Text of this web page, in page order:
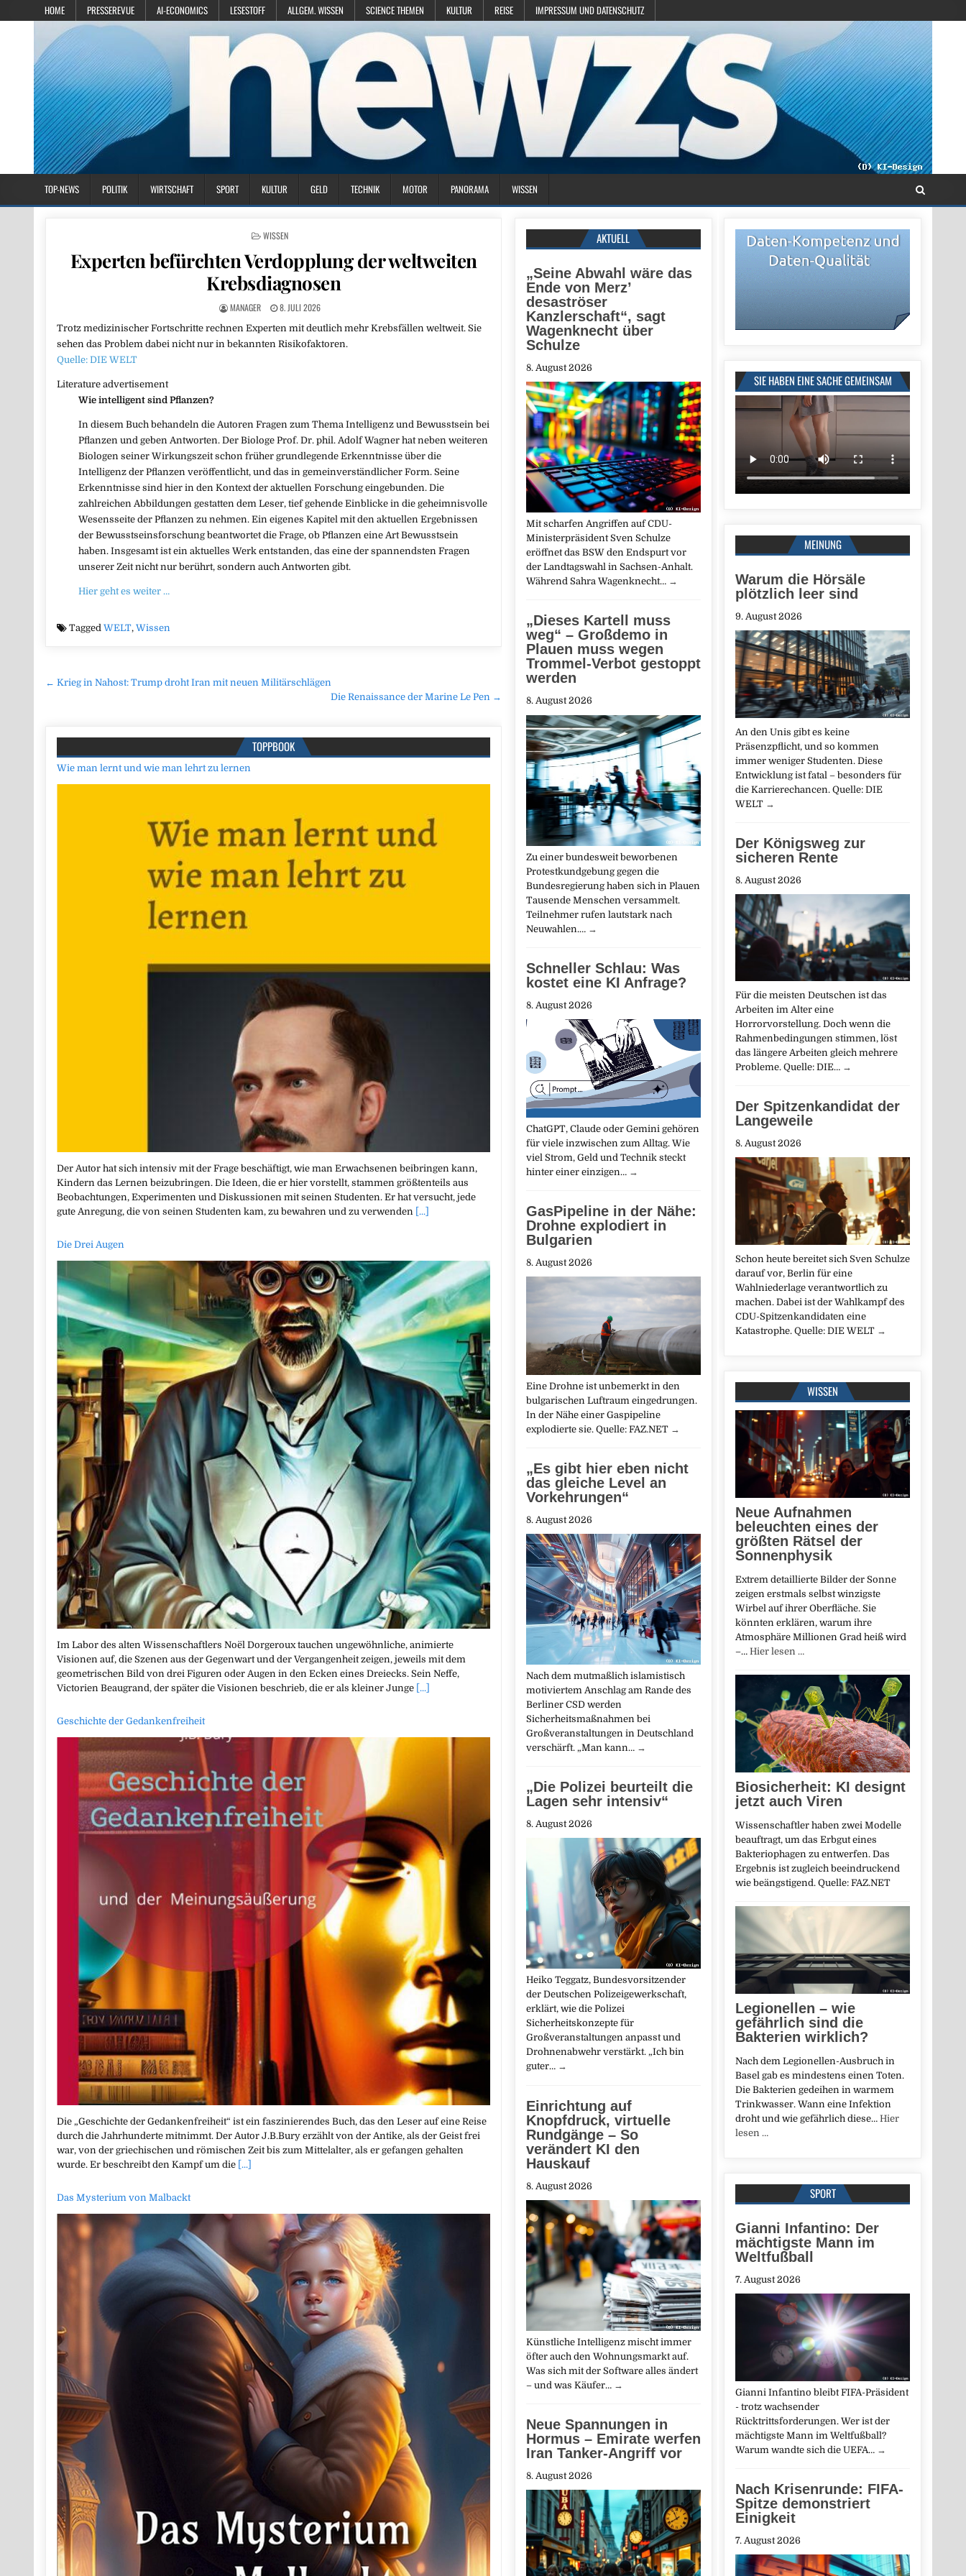
HOME PRESSEREVUE AI-ECONOMICS LESESTOFF ALLGEM. WISSEN SCIENCE THEMEN KULTUR REISE IMPRESSUM UND DATENSCHUTZ
TOP-NEWS POLITIK WIRTSCHAFT SPORT KULTUR GELD TECHNIK MOTOR PANORAMA WISSEN
POSTED IN
WISSEN
Experten befürchten Verdopplung der weltweiten
Krebsdiagnosen
MANAGER 8. JULI 2026
Trotz medizinischer Fortschritte rechnen Experten mit deutlich mehr Krebsfällen weltweit. Sie
sehen das Problem dabei nicht nur in bekannten Risikofaktoren.
Quelle: DIE WELT
Literature advertisement
Wie intelligent sind Pflanzen?
In diesem Buch behandeln die Autoren Fragen zum Thema Intelligenz und Bewusstsein bei
Pflanzen und geben Antworten. Der Biologe Prof. Dr. phil. Adolf Wagner hat neben weiteren
Biologen seiner Wirkungszeit schon früher grundlegende Erkenntnisse über die
Intelligenz der Pflanzen veröffentlicht, und das in gemeinverständlicher Form. Seine
Erkenntnisse sind hier in den Kontext der aktuellen Forschung eingebunden. Die
zahlreichen Abbildungen gestatten dem Leser, tief gehende Einblicke in die geheimnisvolle
Wesensseite der Pflanzen zu nehmen. Ein eigenes Kapitel mit den aktuellen Ergebnissen
der Bewusstseinsforschung beantwortet die Frage, ob Pflanzen eine Art Bewusstsein
haben. Insgesamt ist ein aktuelles Werk entstanden, das eine der spannendsten Fragen
unserer Zeit nicht nur berührt, sondern auch Antworten gibt.
Hier geht es weiter …
TaggedWELT,Wissen
Beitragsnavigation
← Krieg in Nahost: Trump droht Iran mit neuen Militärschlägen
Die Renaissance der Marine Le Pen →
TOPPBOOK
Wie man lernt und wie man lehrt zu lernen
Der Autor hat sich intensiv mit der Frage beschäftigt, wie man Erwachsenen beibringen kann,
Kindern das Lernen beizubringen. Die Ideen, die er hier vorstellt, stammen größtenteils aus
Beobachtungen, Experimenten und Diskussionen mit seinen Studenten. Er hat versucht, jede
gute Anregung, die von seinen Studenten kam, zu bewahren und zu verwenden [...]
Die Drei Augen
Im Labor des alten Wissenschaftlers Noël Dorgeroux tauchen ungewöhnliche, animierte
Visionen auf, die Szenen aus der Gegenwart und der Vergangenheit zeigen, jeweils mit dem
geometrischen Bild von drei Figuren oder Augen in den Ecken eines Dreiecks. Sein Neffe,
Victorien Beaugrand, der später die Visionen beschrieb, die er als kleiner Junge [...]
Geschichte der Gedankenfreiheit
Die „Geschichte der Gedankenfreiheit“ ist ein faszinierendes Buch, das den Leser auf eine Reise
durch die Jahrhunderte mitnimmt. Der Autor J.B.Bury erzählt von der Antike, als der Geist frei
war, von der griechischen und römischen Zeit bis zum Mittelalter, als er gefangen gehalten
wurde. Er beschreibt den Kampf um die [...]
Das Mysterium von Malbackt
SIE HABEN EINE SACHE GEMEINSAM
MEINUNG
Warum die Hörsäle
plötzlich leer sind
9. August 2026
An den Unis gibt es keine
Präsenzpflicht, und so kommen
immer weniger Studenten. Diese
Entwicklung ist fatal – besonders für
die Karrierechancen. Quelle: DIE
WELT →
Der Königsweg zur
sicheren Rente
8. August 2026
Für die meisten Deutschen ist das
Arbeiten im Alter eine
Horrorvorstellung. Doch wenn die
Rahmenbedingungen stimmen, löst
das längere Arbeiten gleich mehrere
Probleme. Quelle: DIE… →
Der Spitzenkandidat der
Langeweile
8. August 2026
Schon heute bereitet sich Sven Schulze
darauf vor, Berlin für eine
Wahlniederlage verantwortlich zu
machen. Dabei ist der Wahlkampf des
CDU-Spitzenkandidaten eine
Katastrophe. Quelle: DIE WELT →
WISSEN
Neue Aufnahmen
beleuchten eines der
größten Rätsel der
Sonnenphysik
Extrem detaillierte Bilder der Sonne
zeigen erstmals selbst winzigste
Wirbel auf ihrer Oberfläche. Sie
könnten erklären, warum ihre
Atmosphäre Millionen Grad heiß wird
–… Hier lesen …
Biosicherheit: KI designt
jetzt auch Viren
Wissenschaftler haben zwei Modelle
beauftragt, um das Erbgut eines
Bakteriophagen zu entwerfen. Das
Ergebnis ist zugleich beeindruckend
wie beängstigend. Quelle: FAZ.NET
Legionellen – wie
gefährlich sind die
Bakterien wirklich?
Nach dem Legionellen-Ausbruch in
Basel gab es mindestens einen Toten.
Die Bakterien gedeihen in warmem
Trinkwasser. Wann eine Infektion
droht und wie gefährlich diese… Hier
lesen …
SPORT
Gianni Infantino: Der
mächtigste Mann im
Weltfußball
7. August 2026
Gianni Infantino bleibt FIFA-Präsident
- trotz wachsender
Rücktrittsforderungen. Wer ist der
mächtigste Mann im Weltfußball?
Warum wandte sich die UEFA… →
Nach Krisenrunde: FIFA-
Spitze demonstriert
Einigkeit
7. August 2026
AKTUELL
„Seine Abwahl wäre das
Ende von Merz’
desaströser
Kanzlerschaft“, sagt
Wagenknecht über
Schulze
8. August 2026
Mit scharfen Angriffen auf CDU-
Ministerpräsident Sven Schulze
eröffnet das BSW den Endspurt vor
der Landtagswahl in Sachsen-Anhalt.
Während Sahra Wagenknecht… →
„Dieses Kartell muss
weg“ – Großdemo in
Plauen muss wegen
Trommel-Verbot gestoppt
werden
8. August 2026
Zu einer bundesweit beworbenen
Protestkundgebung gegen die
Bundesregierung haben sich in Plauen
Tausende Menschen versammelt.
Teilnehmer rufen lautstark nach
Neuwahlen.… →
Schneller Schlau: Was
kostet eine KI Anfrage?
8. August 2026
ChatGPT, Claude oder Gemini gehören
für viele inzwischen zum Alltag. Wie
viel Strom, Geld und Technik steckt
hinter einer einzigen… →
GasPipeline in der Nähe:
Drohne explodiert in
Bulgarien
8. August 2026
Eine Drohne ist unbemerkt in den
bulgarischen Luftraum eingedrungen.
In der Nähe einer Gaspipeline
explodierte sie. Quelle: FAZ.NET →
„Es gibt hier eben nicht
das gleiche Level an
Vorkehrungen“
8. August 2026
Nach dem mutmaßlich islamistisch
motiviertem Anschlag am Rande des
Berliner CSD werden
Sicherheitsmaßnahmen bei
Großveranstaltungen in Deutschland
verschärft. „Man kann… →
„Die Polizei beurteilt die
Lagen sehr intensiv“
8. August 2026
Heiko Teggatz, Bundesvorsitzender
der Deutschen Polizeigewerkschaft,
erklärt, wie die Polizei
Sicherheitskonzepte für
Großveranstaltungen anpasst und
Drohnenabwehr verstärkt. „Ich bin
guter… →
Einrichtung auf
Knopfdruck, virtuelle
Rundgänge – So
verändert KI den
Hauskauf
8. August 2026
Künstliche Intelligenz mischt immer
öfter auch den Wohnungsmarkt auf.
Was sich mit der Software alles ändert
– und was Käufer… →
Neue Spannungen in
Hormus – Emirate werfen
Iran Tanker-Angriff vor
8. August 2026